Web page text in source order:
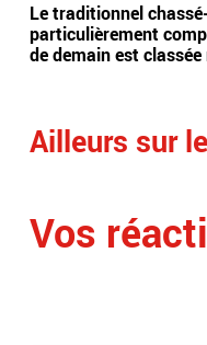
Le traditionnel
particulièrement
de demain est
Ailleurs sur
Vos